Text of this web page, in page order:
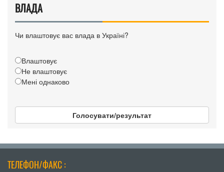
ВЛАДА
Чи влаштовує вас влада в Україні?
Влаштовує
Не влаштовує
Мені однаково
Голосувати/результат
ТЕЛЕФОН/ФАКС :